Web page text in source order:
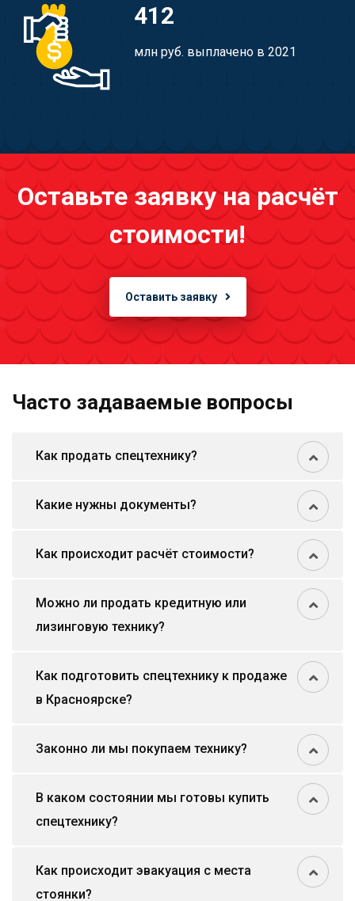
412
млн руб. выплачено в 2021
Оставьте заявку на расчёт
стоимости!
Оставить заявку
Часто задаваемые вопросы
Как продать спецтехнику?
Какие нужны документы?
Как происходит расчёт стоимости?
Можно ли продать кредитную или
лизинговую технику?
Как подготовить спецтехнику к продаже
в Красноярске?
Законно ли мы покупаем технику?
В каком состоянии мы готовы купить
спецтехнику?
Как происходит эвакуация с места
стоянки?